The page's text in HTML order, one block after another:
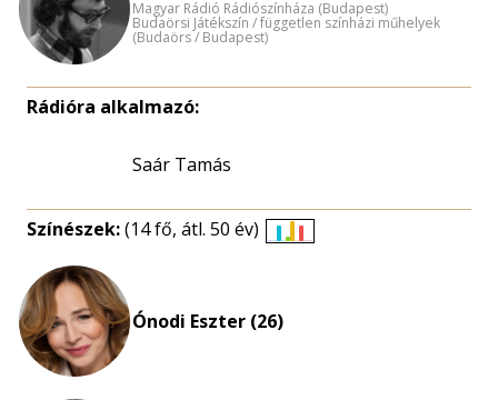
Magyar Rádió Rádiószínháza (Budapest)
Budaörsi Játékszín / független színházi műhelyek
(Budaörs / Budapest)
Rádióra alkalmazó:
Saár Tamás
Színészek:(14 fő, átl. 50 év)
Életkori
Ónodi Eszter (26)